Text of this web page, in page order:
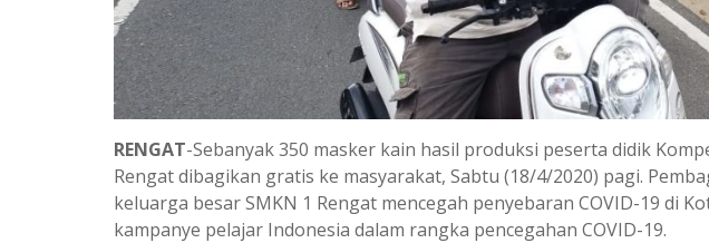
RENGAT-Sebanyak 350 masker kain hasil produksi peserta didik
Rengat dibagikan gratis ke masyarakat, Sabtu (18/4/2020) pagi.
keluarga besar SMKN 1 Rengat mencegah penyebaran COVID-19 di
kampanye pelajar Indonesia dalam rangka pencegahan COVID-19.